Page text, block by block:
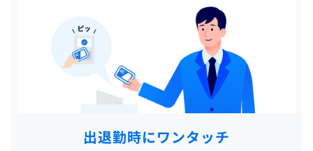
出退勤時にワンタッチ